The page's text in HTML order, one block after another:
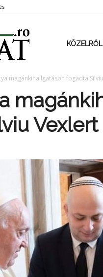
RomKat.roKÖZELRŐL
magánkihallgatáson fogadta
Vexlert